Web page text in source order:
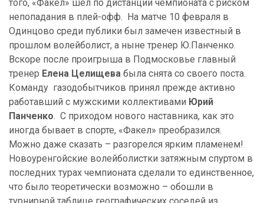
того, «Факел» шел по дистанции чемпионата с риском
непопадания в плей-офф. На матче 10 февраля в
Одинцово среди публики был замечен известный в
прошлом волейболист, а ныне тренер Ю.Панченко.
Вскоре после проигрыша в Подмосковье главный
тренер Елена Целищева была снята со своего поста.
Команду газодобытчиков принял прежде активно
работавший с мужскими коллективами Юрий
Панченко. С приходом нового наставника, как это
иногда бывает в спорте, «Факел» преобразился.
Можно даже сказать – разгорелся ярким пламенем!
Новоуренгойские волейболистки затяжным спуртом в
последних турах чемпионата сделали то единственное,
что было теоретически возможно – обошли в